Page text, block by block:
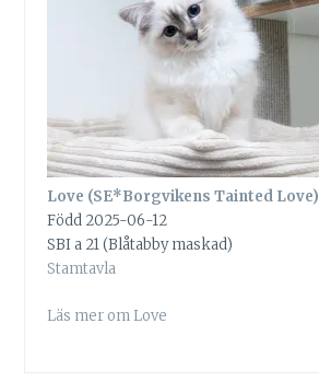
Love (SE*Borgvikens Tainted Love)
Född 2025-06-12
SBI a 21 (Blåtabby maskad)
Stamtavla
Läs mer om Love